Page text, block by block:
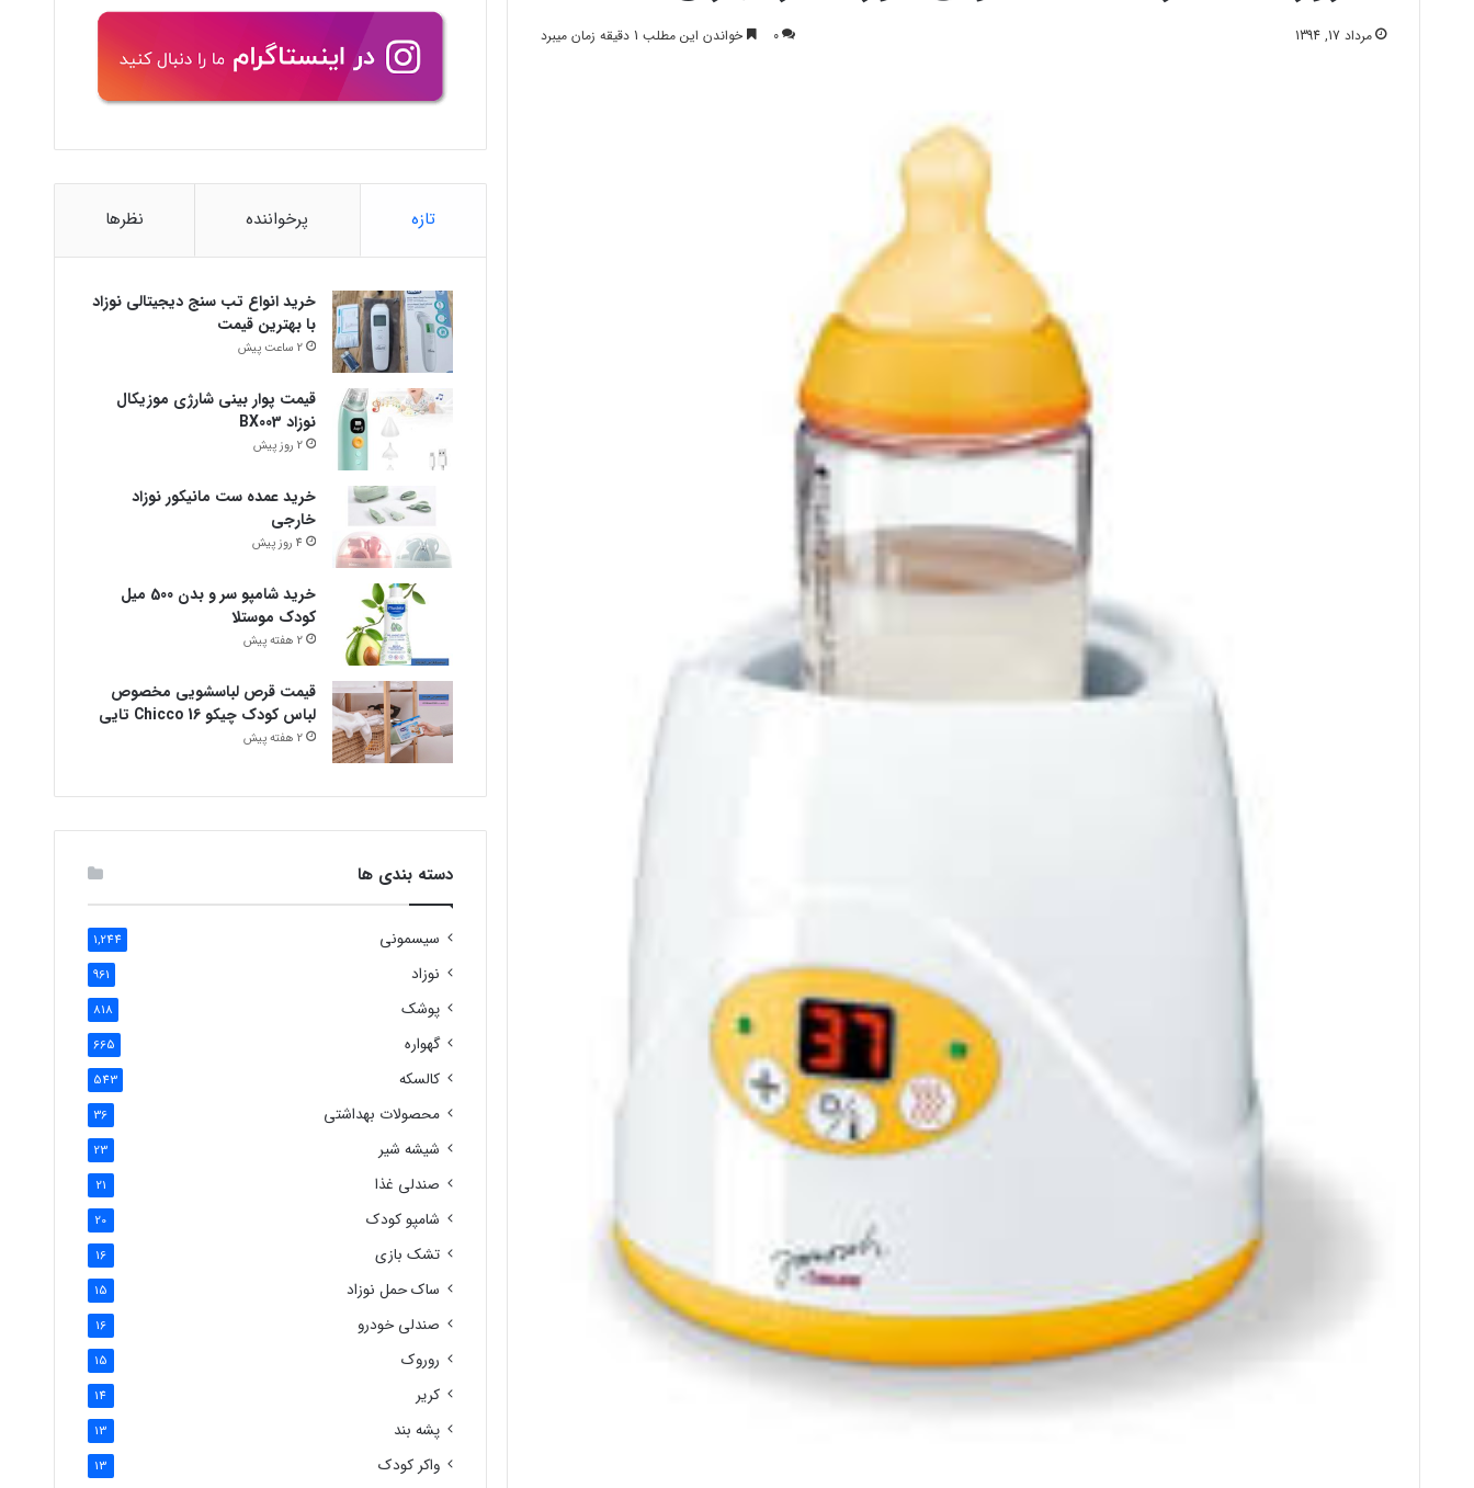
مرداد 17, 1394 0 خواندن این مطلب 1 دقیقه زمان میبرد
تازه پرخواننده نظرها
خرید انواع تب سنج دیجیتالی نوزاد
با بهترین قیمت
2 ساعت پیش
قیمت پوار بینی شارژی موزیکال
نوزاد BX003
2 روز پیش
خرید عمده ست مانیکور نوزاد
خارجی
4 روز پیش
خرید شامپو سر و بدن 500 میل
کودک موستلا
2 هفته پیش
قیمت قرص لباسشویی مخصوص
لباس کودک چیکو Chicco 16 تایی
2 هفته پیش
دسته بندی ها
سیسمونی 1,244
نوزاد 961
پوشک 818
گهواره 665
کالسکه 543
محصولات بهداشتی 36
شیشه شیر 23
صندلی غذا 21
شامپو کودک 20
تشک بازی 16
ساک حمل نوزاد 15
صندلی خودرو 16
روروک 15
کریر 14
پشه بند 13
واکر کودک 13